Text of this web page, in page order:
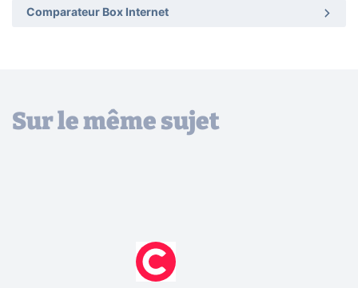
Comparateur Box Internet
Sur le même sujet